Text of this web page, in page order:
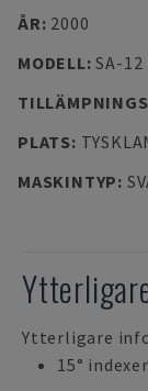
ÅR: 2000
MODELL:SA-12
PLATS:
MASKINTYP:
Ytterligare
15°